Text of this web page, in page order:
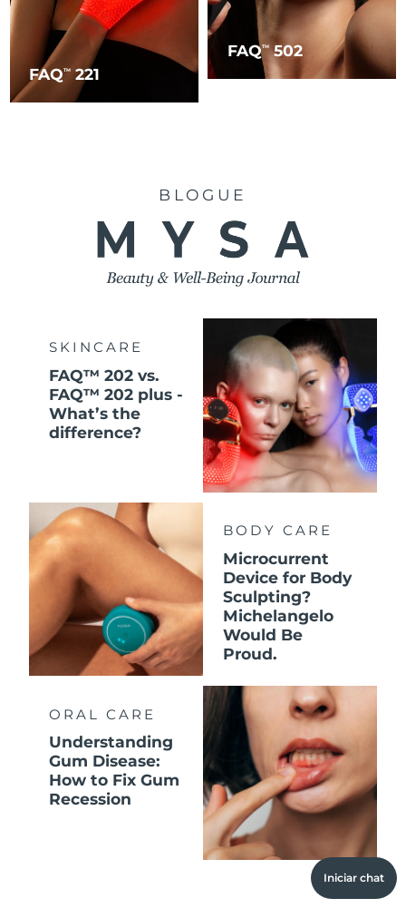
FAQTM 221
FAQTM502
BLOGUE
SKINCARE
FAQ™ 202 vs.
FAQ™ 202 plus -
What’s the
difference?
BODY CARE
Microcurrent
Device for Body
Sculpting?
Michelangelo
Would Be
Proud.
ORAL CARE
Understanding
Gum Disease:
How to Fix Gum
Recession
Iniciar chat